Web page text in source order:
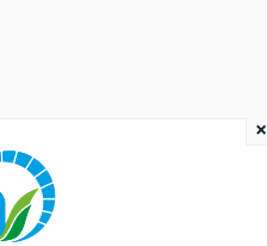
×